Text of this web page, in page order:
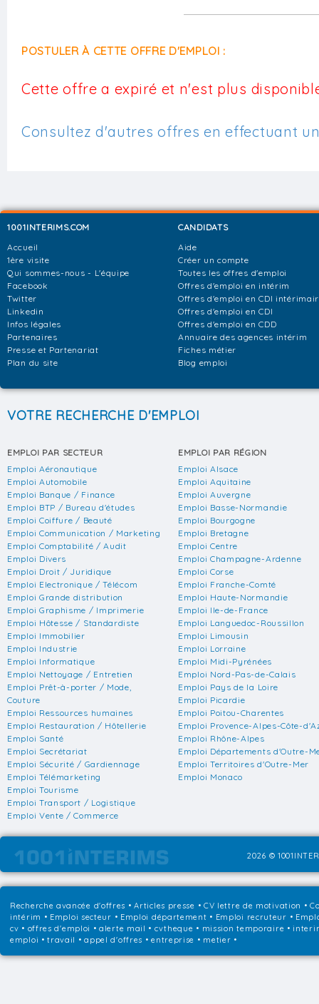
POSTULER À CETTE OFFRE D'EMPLOI :
Cette offre a expiré et n'est plus
Consultez d'autres offres en effectuant
1001INTERIMS.COM
Accueil
1ère visite
Qui sommes-nous - L'équipe
Facebook
Twitter
Linkedin
Infos légales
Partenaires
Presse et Partenariat
Plan du site
CANDIDATS
Aide
Créer un compte
Toutes les offres d'emploi
Offres d'emploi en intérim
Offres d'emploi en CDI
Offres d'emploi en CDI
Offres d'emploi en CDD
Annuaire des agences intérim
Fiches métier
Blog emploi
VOTRE RECHERCHE D'EMPLOI
EMPLOI PAR SECTEUR
Emploi Aéronautique
Emploi Automobile
Emploi Banque / Finance
Emploi BTP / Bureau d'études
Emploi Coiffure / Beauté
Emploi Communication / Marketing
Emploi Comptabilité / Audit
Emploi Divers
Emploi Droit / Juridique
Emploi Electronique / Télécom
Emploi Grande distribution
Emploi Graphisme / Imprimerie
Emploi Hôtesse / Standardiste
Emploi Immobilier
Emploi Industrie
Emploi Informatique
Emploi Nettoyage / Entretien
Emploi Prêt-à-porter / Mode,
Couture
Emploi Ressources humaines
Emploi Restauration / Hôtellerie
Emploi Santé
Emploi Secrétariat
Emploi Sécurité / Gardiennage
Emploi Télémarketing
Emploi Tourisme
Emploi Transport / Logistique
Emploi Vente / Commerce
EMPLOI PAR RÉGION
Emploi Alsace
Emploi Aquitaine
Emploi Auvergne
Emploi Basse-Normandie
Emploi Bourgogne
Emploi Bretagne
Emploi Centre
Emploi Champagne-Ardenne
Emploi Corse
Emploi Franche-Comté
Emploi Haute-Normandie
Emploi Ile-de-France
Emploi Languedoc-Roussillon
Emploi Limousin
Emploi Lorraine
Emploi Midi-Pyrénées
Emploi Nord-Pas-de-Calais
Emploi Pays de la Loire
Emploi Picardie
Emploi Poitou-Charentes
Emploi Provence-Alpes-Côte-
Emploi Rhône-Alpes
Emploi Départements d'Outre-
Emploi Territoires d'Outre-Mer
Emploi Monaco
2026 ©
Recherche avancée d'offres •Articles presse • CV lettre de motivation •
intérim • Emploi secteur • Emploi département • Emploi recruteur •
cv • offres d'emploi • alerte mail • cvtheque • mission temporaire •
emploi • travail • appel d'offres • entreprise • metier •